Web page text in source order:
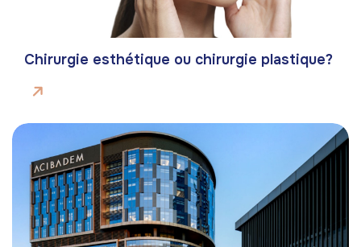
Chirurgie esthétique ou chirurgie plastique?